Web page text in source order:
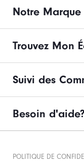
Notre Marque
Trouvez Mon
Suivi des
Besoin d'aide?
POLITIQUE DE